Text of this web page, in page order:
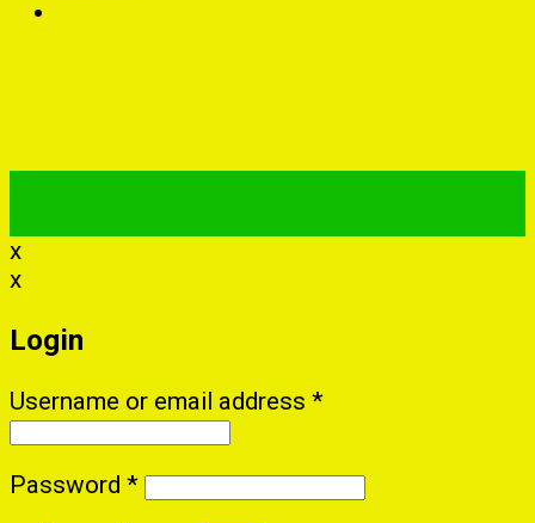
x
x
Login
Username or email address *
Password *